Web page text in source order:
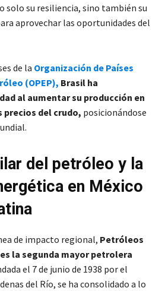
solo su resiliencia, sino también su
aprovechar las oportunidades del
de la Organización de Países
(OPEP), Brasil ha
al aumentar su producción en
precios del crudo, posicionándose
del petróleo y la
en México
de impacto regional, Petróleos
la segunda mayor petrolera
el 7 de junio de 1938 por el
del Río, se ha consolidado a lo